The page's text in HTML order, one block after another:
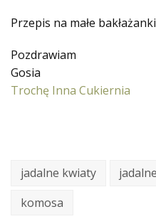
Przepis na małe
Pozdrawiam
Gosia
Trochę Inna Cukiernia
jadalne kwiaty
komosa